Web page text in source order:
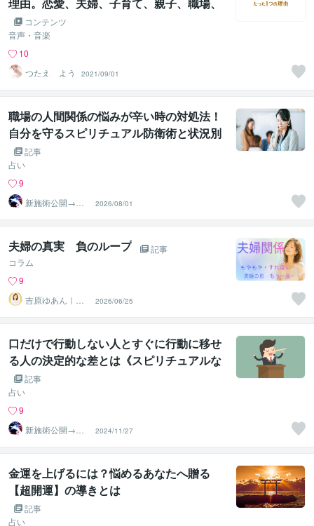
上司部下の関係も全部同じ
コンテンツ
音声・音楽
10
つたえ よう
2021/09/01
職場の人間関係の悩みが辛い時の対処法！
自分を守るスピリチュアル防衛術と状況別
解決法を徹底解説
記事
占い
9
新施術公開→≪
相手意識強制変
化≫◆星桜龍
2026/08/01
夫婦の真実 負のループ
記事
コラム
9
吉原ゆあん｜女
性の心と体に寄
り添う伴走者
2026/06/25
口だけで行動しない人とすぐに行動に移せ
る人の決定的な差とは《スピリチュアルな
考察》
記事
占い
9
新施術公開→≪
相手意識強制変
化≫◆星桜龍
2024/11/27
金運を上げるには？悩めるあなたへ贈る
【超開運】の導きとは
記事
占い